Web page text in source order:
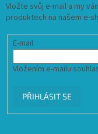
Vložte svůj e-mail a my
produktech na našem e-
E-mail
Vložením e-mailu
PŘIHLÁSIT SE